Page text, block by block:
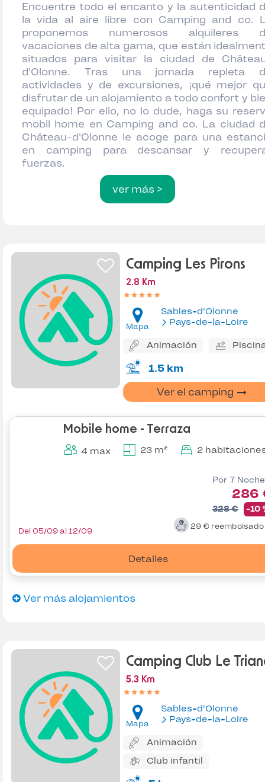
Encuentre todo el encanto y la autenticidad
la vida al aire libre con Camping and co.
proponemos numerosos alquileres
vacaciones de alta gama, que están
situados para visitar la ciudad de
d'Olonne. Tras una jornada repleta
actividades y de excursiones, ¡qué mejor
disfrutar de un alojamiento a todo confort y
equipado! Por ello, no lo dude, haga su
mobil home en Camping and co. La ciudad
Château-d'Olonne le acoge para una
en camping para descansar y
fuerzas.
ver más >
Camping Les Pirons
2.8 Km
Mapa
Sables-d'Olonne
Pays-de-la-Loire
Animación
1.5 km
Ver el camping
Mobile home - Terraza
4 max 23 m² 2
Por 7
286
328 € -10
29 € reembolsado
Detalles
Del 05/09 al 12/09
Ver más alojamientos
Camping Club Le
5.3 Km
Mapa
Sables-d'Olonne
Pays-de-la-Loire
Animación
Club infantil